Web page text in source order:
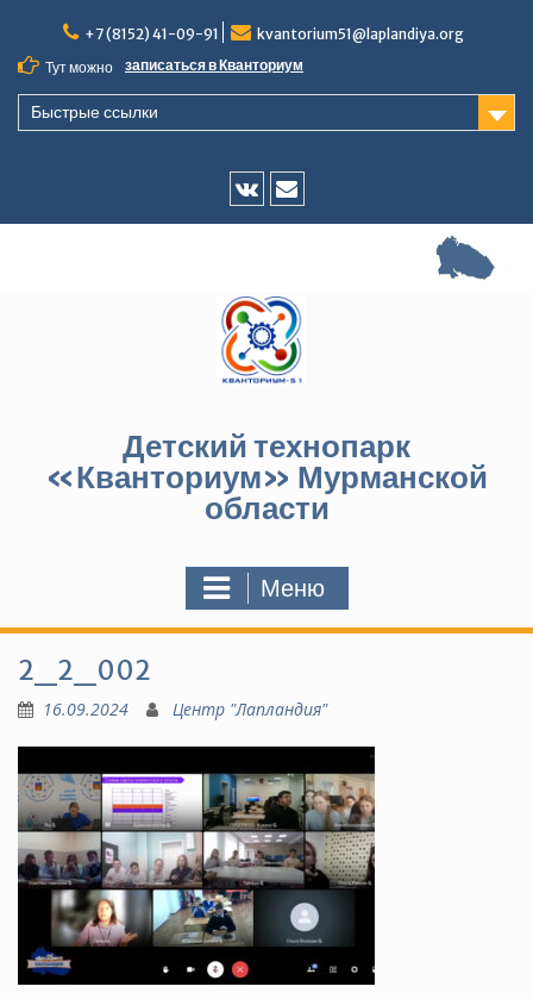
содержимому
+7 (8152) 41-09-91
kvantorium51@laplandiya.org
Тут можно
записаться в Кванториум
Быстрые ссылки
Vk
E-
Детский технопарк
«Кванториум» Мурманской
области
Меню
2_2_002
16.09.2024 Центр "Лапландия"